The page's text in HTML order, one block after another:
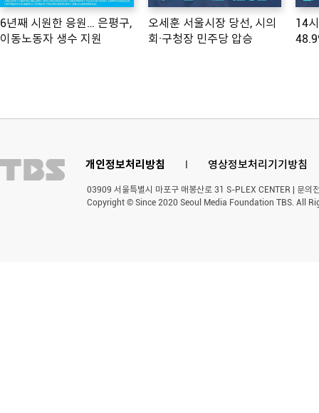
6년째 시원한 응원… 은평구,
이동노동자 생수 지원
오세훈 서울시장 당선, 시의
회·구청장 민주당 압승
14
개인정보처리방침 영상정보처리기기방침
03909 서울특별시 마포구 매봉산로 31 S-PLEX CENTER | 문
Copyright © Since 2020 Seoul Media Foundation TBS. All